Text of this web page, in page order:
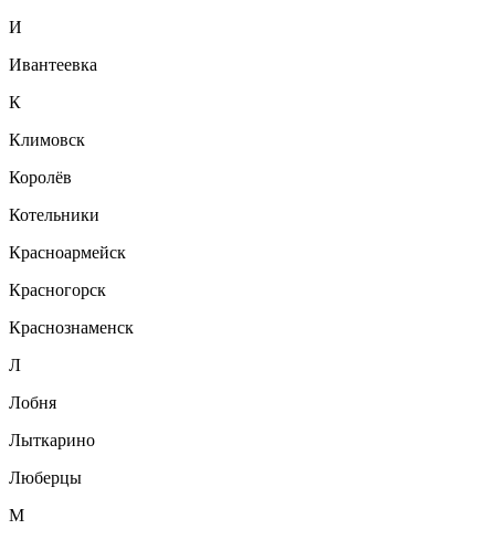
И
Ивантеевка
К
Климовск
Королёв
Котельники
Красноармейск
Красногорск
Краснознаменск
Л
Лобня
Лыткарино
Люберцы
М